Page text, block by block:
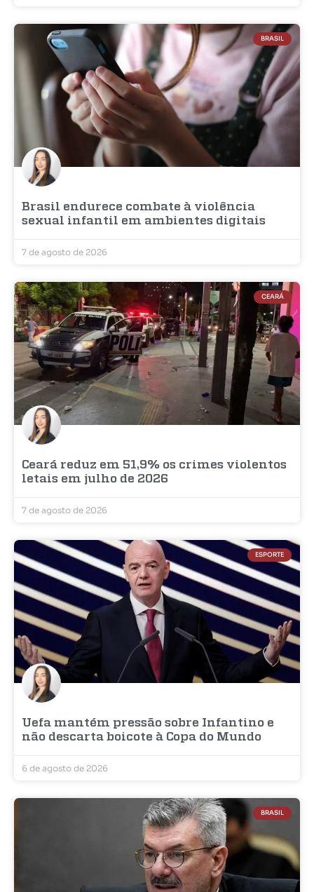
BRASIL
Brasil endurece combate à violência
sexual infantil em ambientes digitais
7 de agosto de 2026
CEARÁ
Ceará reduz em 51,9% os crimes violentos
letais em julho de 2026
7 de agosto de 2026
ESPORTE
Uefa mantém pressão sobre Infantino e
não descarta boicote à Copa do Mundo
6 de agosto de 2026
BRASIL